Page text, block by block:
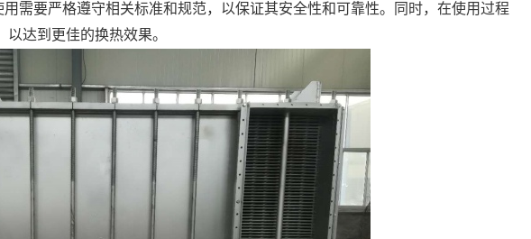
需要严格遵守相关标准和规范，以保证其安全性和可靠性。同时，在使用过程
达到更佳的换热效果。